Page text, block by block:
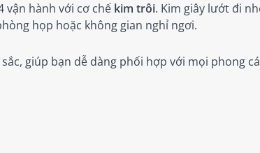
vận hành với cơ chế kim trôi. Kim giây lướt đi
họp hoặc không gian nghỉ ngơi.
giúp bạn dễ dàng phối hợp với mọi phong